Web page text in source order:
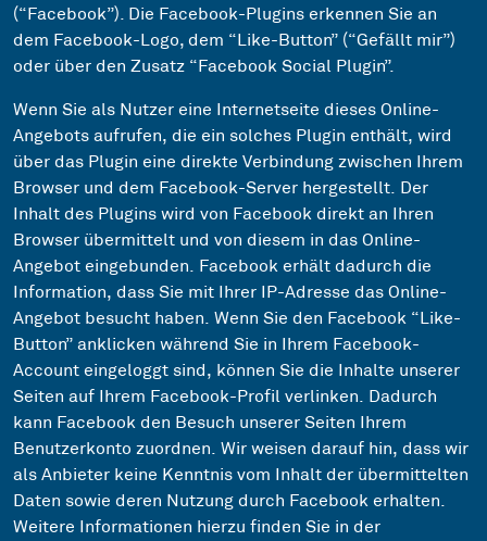
(“Facebook”). Die Facebook-Plugins erkennen Sie an
dem Facebook-Logo, dem “Like-Button” (“Gefällt mir”)
oder über den Zusatz “Facebook Social Plugin”.
Wenn Sie als Nutzer eine Internetseite dieses Online-
Angebots aufrufen, die ein solches Plugin enthält, wird
über das Plugin eine direkte Verbindung zwischen Ihrem
Browser und dem Facebook-Server hergestellt. Der
Inhalt des Plugins wird von Facebook direkt an Ihren
Browser übermittelt und von diesem in das Online-
Angebot eingebunden. Facebook erhält dadurch die
Information, dass Sie mit Ihrer IP-Adresse das Online-
Angebot besucht haben. Wenn Sie den Facebook “Like-
Button” anklicken während Sie in Ihrem Facebook-
Account eingeloggt sind, können Sie die Inhalte unserer
Seiten auf Ihrem Facebook-Profil verlinken. Dadurch
kann Facebook den Besuch unserer Seiten Ihrem
Benutzerkonto zuordnen. Wir weisen darauf hin, dass wir
als Anbieter keine Kenntnis vom Inhalt der übermittelten
Daten sowie deren Nutzung durch Facebook erhalten.
Weitere Informationen hierzu finden Sie in der